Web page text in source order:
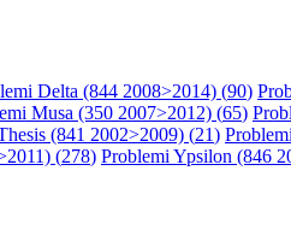
Delta (844 2008>2014) (90)
Musa (350 2007>2012) (65)
(841 2002>2009) (21)
(278) Problemi Ypsilon (846